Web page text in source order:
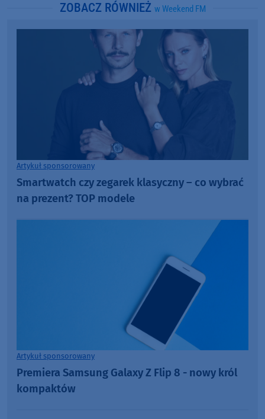
ZOBACZ RÓWNIEŻ w Weekend FM
Artykuł sponsorowany
Smartwatch czy zegarek klasyczny – co wybrać
na prezent? TOP modele
Artykuł sponsorowany
Premiera Samsung Galaxy Z Flip 8 - nowy król
kompaktów